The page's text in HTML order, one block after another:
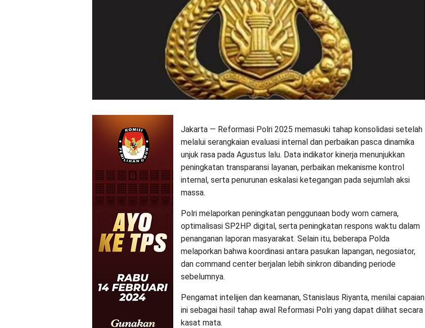
Jakarta — Reformasi Polri 2025 memasuki tahap konsolidasi setelah
melalui serangkaian evaluasi internal dan perbaikan pasca dinamika
unjuk rasa pada Agustus lalu. Data indikator kinerja menunjukkan
peningkatan transparansi layanan, perbaikan mekanisme kontrol
internal, serta penurunan eskalasi ketegangan pada sejumlah aksi
massa.
Polri melaporkan peningkatan penggunaan body worn camera,
optimalisasi SP2HP digital, serta peningkatan respons waktu dalam
penanganan laporan masyarakat. Selain itu, beberapa Polda
melaporkan bahwa koordinasi antara pasukan lapangan, negosiator,
dan command center berjalan lebih sinkron dibanding periode
sebelumnya.
Pengamat intelijen dan keamanan, Stanislaus Riyanta, menilai capaian
ini sebagai hasil tahap awal Reformasi Polri yang dapat dilihat secara
kasat mata.